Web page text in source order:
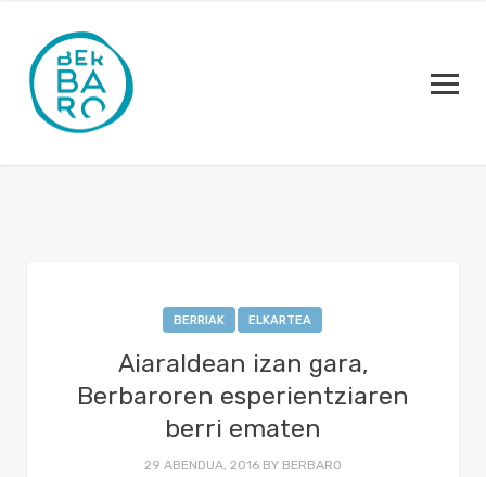
BERRIAK ELKARTEA
Aiaraldean izan gara,
Berbaroren esperientziaren
berri ematen
29 ABENDUA, 2016 BY BERBARO